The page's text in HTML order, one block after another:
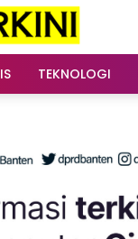
TEKNOLOGI